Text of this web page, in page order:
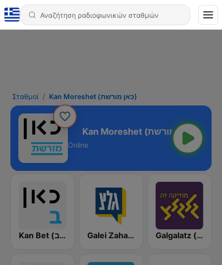
Σταθμοί Kan Moreshet (כאן מורשת)
Kan Moreshet (כאן מורשת)
Online
Kan Bet (כאן ב' / רשת ב') Galei Zahal (גלי צה"ל) Galgalatz (גלגלצ רדיו)